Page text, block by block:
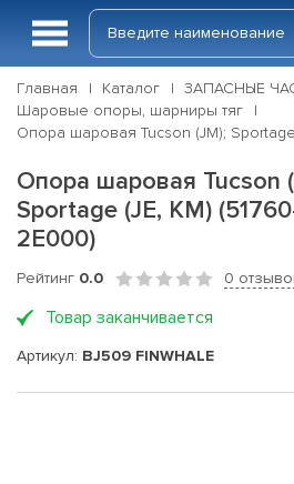
Главная Каталог ЗАПАСНЫЕ
Шаровые опоры, шарниры тяг
Опора шаровая Tucson (JM);
Опора шаровая Tucson
Sportage (JE, KM)
2E000)
Рейтинг 0.0 0
Товар заканчивается
Артикул: BJ509 FINWHALE